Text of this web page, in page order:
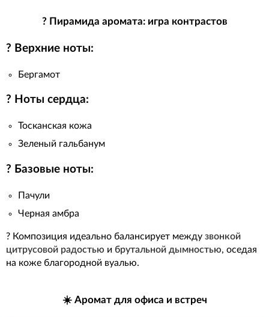
? Пирамида аромата: игра контрастов
? Верхние ноты:
Бергамот
? Ноты сердца:
Тосканская кожа
Зеленый гальбанум
? Базовые ноты:
Пачули
Черная амбра
? Композиция идеально балансирует между звонкой
цитрусовой радостью и брутальной дымностью, оседая
на коже благородной вуалью.
☀️ Аромат для офиса и встреч